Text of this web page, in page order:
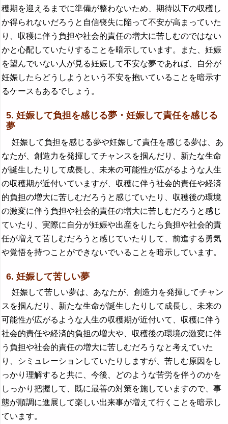
穫期を迎えるまでに準備が整わないため、期待以下の収穫し
か得られないだろうと自信喪失に陥って不安が高まっていた
り、収穫に伴う負担や社会的責任の増大に苦しむのではない
かと心配していたりすることを暗示しています。また、妊娠
を望んでいない人が見る妊娠して不安な夢であれば、自分が
妊娠したらどうしようという不安を抱いていることを暗示す
るケースもあるでしょう。
5. 妊娠して負担を感じる夢・妊娠して責任を感じる
夢
妊娠して負担を感じる夢や妊娠して責任を感じる夢は、あ
なたが、創造力を発揮してチャンスを掴んだり、新たな生命
が誕生したりして成長し、未来の可能性が広がるような人生
の収穫期が近付いていますが、収穫に伴う社会的責任や経済
的負担の増大に苦しむだろうと感じていたり、収穫後の環境
の激変に伴う負担や社会的責任の増大に苦しむだろうと感じ
ていたり、実際に自分が妊娠や出産をしたら負担や社会的責
任が増えて苦しむだろうと感じていたりして、前進する勇気
や覚悟を持つことができないでいることを暗示しています。
6. 妊娠して苦しい夢
妊娠して苦しい夢は、あなたが、創造力を発揮してチャン
スを掴んだり、新たな生命が誕生したりして成長し、未来の
可能性が広がるような人生の収穫期が近付いて、収穫に伴う
社会的責任や経済的負担の増大や、収穫後の環境の激変に伴
う負担や社会的責任の増大に苦しむだろうなと考えていた
り、シミュレーションしていたりしますが、苦しむ原因をし
っかり理解すると共に、今後、どのような苦労を伴うのかを
しっかり把握して、既に最善の対策を施していますので、事
態が順調に進展して楽しい出来事が増えて行くことを暗示し
ています。